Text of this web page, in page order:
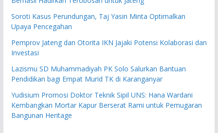
Soroti Kasus Perundungan, Taj Yasin Minta Optimalkan
Upaya Pencegahan
Pemprov Jateng dan Otorita IKN Jajaki Potensi Kolaborasi dan
Investasi
Lazismu SD Muhammadiyah PK Solo Salurkan Bantuan
Pendidikan bagi Empat Murid TK di Karanganyar
Yudisium Promosi Doktor Teknik Sipil UNS: Hana Wardani
Kembangkan Mortar Kapur Berserat Rami untuk Pemugaran
Bangunan Heritage